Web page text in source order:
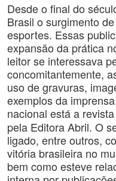
Desde o final do
Brasil o surgimento
esportes. Essas
expansão da prática
leitor se interessava
concomitantemente,
uso de gravuras,
exemplos da
nacional está a revista
pela Editora Abril. O
ligado, entre outros,
vitória brasileira no
bem como esteve